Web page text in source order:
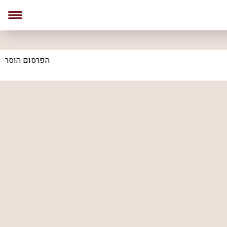
הפרסום הוסר